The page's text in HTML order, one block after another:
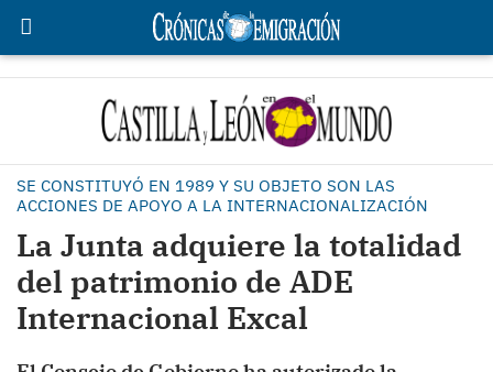
SE CONSTITUYÓ EN 1989 Y SU OBJETO SON LAS
ACCIONES DE APOYO A LA INTERNACIONALIZACIÓN
La Junta adquiere la totalidad
del patrimonio de ADE
Internacional Excal